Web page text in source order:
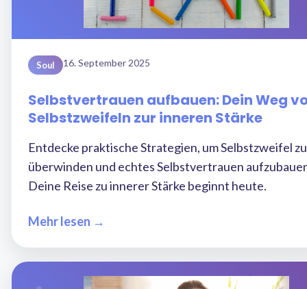
Soul 16. September 2025
Selbstvertrauen aufbauen: Dein Weg
Selbstzweifeln zur inneren Stärke
Entdecke praktische Strategien, um Selbstzweifel zu
überwinden und echtes Selbstvertrauen
Deine Reise zu innerer Stärke beginnt heute.
Mehr lesen →